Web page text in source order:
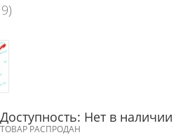
Доступность: Нет в наличии
ТОВАР РАСПРОДАН